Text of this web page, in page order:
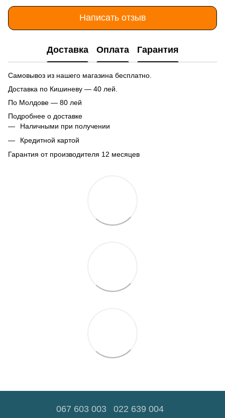
Написать отзыв
Доставка Оплата Гарантия
Самовывоз из нашего магазина бесплатно.
Доставка по Кишиневу — 40 лей.
По Молдове — 80 лей
Подробнее о доставке
Наличными при получении
Кредитной картой
Гарантия от производителя 12 месяцев
067 603 003 022 639 004